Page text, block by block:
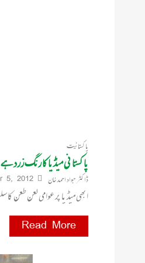
پاکستانیت
پاکستانی میڈیا کا رنگ زرد ہے
ڈاکٹر جواد احمد خان 5, 2012
ابھی میڈیا پر عوامی لعن طعن
Read More